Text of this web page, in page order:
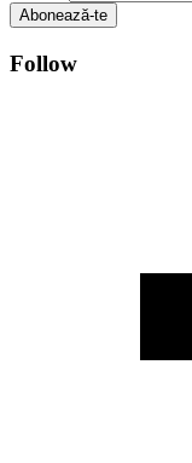
Abonează-te
Follow